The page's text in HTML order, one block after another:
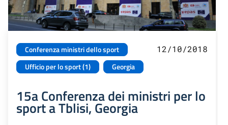
Conferenza ministri dello sport
Ufficio per lo sport (1)
Georgia
12/10/2018
15a Conferenza dei ministri per lo
sport a Tblisi, Georgia